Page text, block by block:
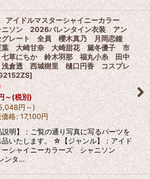
イドルマスターシャイニーカラー
ソン 2026バレンタイン衣装 アン
グレート 全員 櫻木真乃 月岡恋鐘
葉 大崎甘奈 大崎甜花 黛冬優子 市
草にちか 鈴木羽那 福丸小糸 田中
倉透 西城樹里 樋口円香 コスプレ
]
～(税別)
円～)
格: 17,100円
明】：ご覧の通り写真に写るパーツを
品いたします。 ☆【ジャンル】：アイド
ーシャイニーカラーズ シャニソン
ンタ…